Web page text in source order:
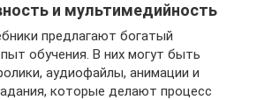
и мультимедийность
предлагают богатый
обучения. В них могут быть
аудиофайлы, анимации и
которые делают процесс